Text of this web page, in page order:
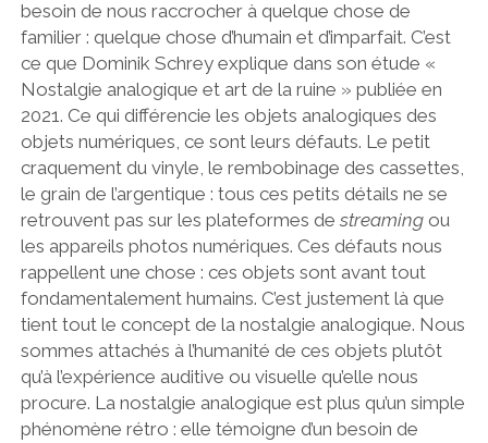
besoin de nous raccrocher à quelque chose de
familier : quelque chose d’humain et d’imparfait. C’est
ce que Dominik Schrey explique dans son étude «
Nostalgie analogique et art de la ruine » publiée en
2021. Ce qui différencie les objets analogiques des
objets numériques, ce sont leurs défauts. Le petit
craquement du vinyle, le rembobinage des cassettes,
le grain de l’argentique : tous ces petits détails ne se
retrouvent pas sur les plateformes de streamingou
les appareils photos numériques. Ces défauts nous
rappellent une chose : ces objets sont avant tout
fondamentalement humains. C’est justement là que
tient tout le concept de la nostalgie analogique. Nous
sommes attachés à l’humanité de ces objets plutôt
qu’à l’expérience auditive ou visuelle qu’elle nous
procure. La nostalgie analogique est plus qu’un simple
phénomène rétro : elle témoigne d’un besoin de